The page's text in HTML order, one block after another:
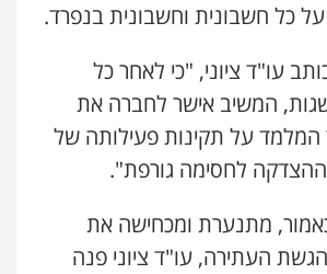
כל חשבונית וחשבונית בנפרד.
עו"ד ציוני, "כי לאחר כל
המשיב אישר לחברה את
על תקינות פעילותה של
לחסימה גורפת".
מתנערת ומכחישה את
העתירה, עו"ד ציוני פנה
פלילי ייצוג שוטרים וסוהרים חיילים
חקירה
נעם שביט